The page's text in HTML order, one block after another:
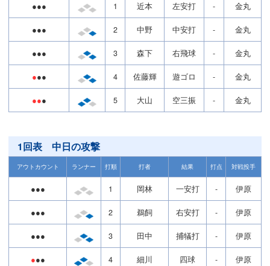
●●● 1 近本 左安打 - 金丸
●●● 2 中野 中安打 - 金丸
●●● 3 森下 右飛球 - 金丸
●●● 4 佐藤輝 遊ゴロ - 金丸
●●● 5 大山 空三振 - 金丸
1回表 中日の攻撃
アウトカウント ランナー 打順 打者 結果 打点 対戦投手
●●● 1 岡林 一安打 - 伊原
●●● 2 鵜飼 右安打 - 伊原
●●● 3 田中 捕犠打 - 伊原
●●● 4 細川 四球 - 伊原